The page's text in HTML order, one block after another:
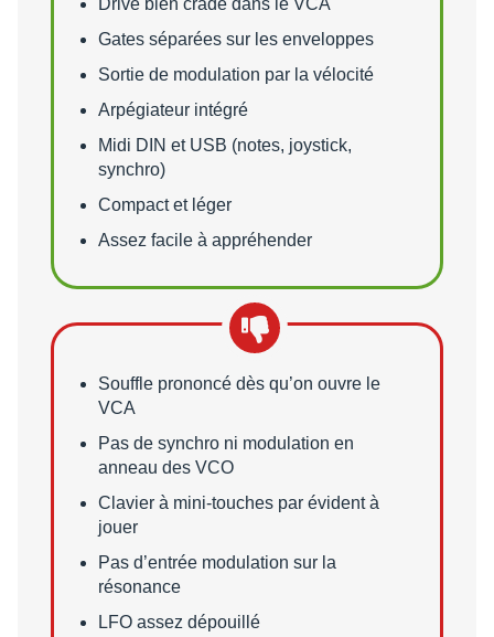
Gates séparées sur les enveloppes
Sortie de modulation par la vélocité
Arpégiateur intégré
Midi DIN et USB (notes, joystick,
synchro)
Compact et léger
Assez facile à appréhender
Points faibles
Souffle prononcé dès qu’on ouvre le
VCA
Pas de synchro ni modulation en
anneau des VCO
Clavier à mini-touches par évident à
jouer
Pas d’entrée modulation sur la
résonance
LFO assez dépouillé